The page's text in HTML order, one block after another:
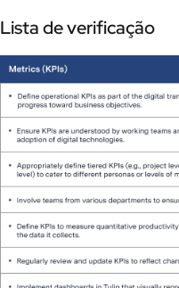
Lista de verificação